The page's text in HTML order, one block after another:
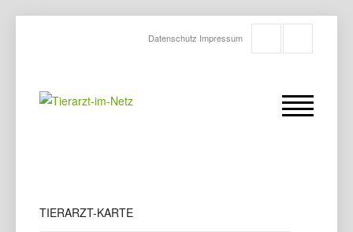
Datenschutz Impressum
TIERARZT-KARTE